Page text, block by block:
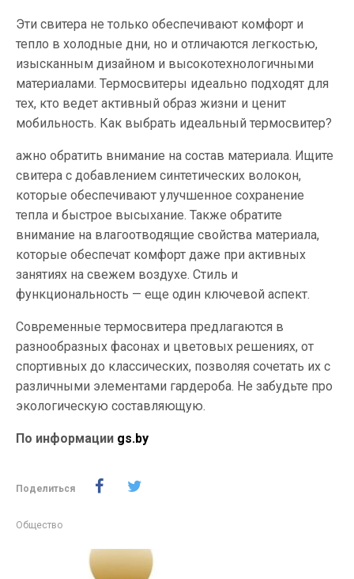
Эти свитера не только обеспечивают комфорт и
тепло в холодные дни, но и отличаются легкостью,
изысканным дизайном и высокотехнологичными
материалами. Термосвитеры идеально подходят для
тех, кто ведет активный образ жизни и ценит
мобильность. Как выбрать идеальный термосвитер?
ажно обратить внимание на состав материала. Ищите
свитера с добавлением синтетических волокон,
которые обеспечивают улучшенное сохранение
тепла и быстрое высыхание. Также обратите
внимание на влагоотводящие свойства материала,
которые обеспечат комфорт даже при активных
занятиях на свежем воздухе. Стиль и
функциональность — еще один ключевой аспект.
Современные термосвитера предлагаются в
разнообразных фасонах и цветовых решениях, от
спортивных до классических, позволяя сочетать их с
различными элементами гардероба. Не забудьте про
экологическую составляющую.
По информации gs.by
Поделиться
Общество